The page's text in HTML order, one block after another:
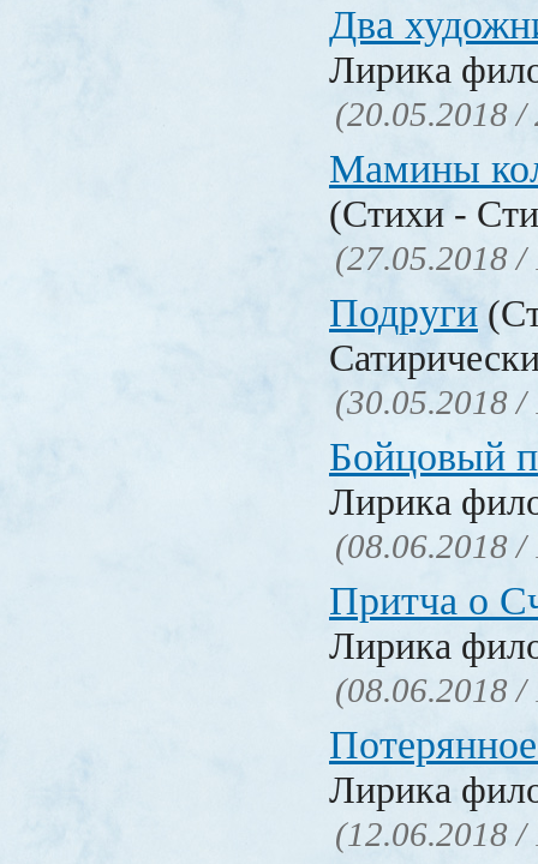
Два
Лирика
(20.05.2018 /
Мамины
(Стихи -
(27.05.2018 /
Подруги
(30.05.2018 /
Бойцовый
Лирика
(08.06.2018 /
Притча о
Лирика
(08.06.2018 /
Лирика
(12.06.2018 /